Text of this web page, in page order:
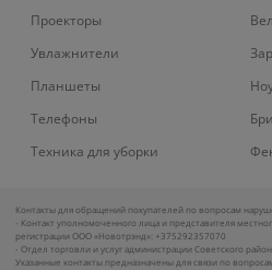
Проекторы
Увлажнители
Планшеты
Телефоны
Техника для уборки
Контакты для обращений покупателей по вопросам
- Контакт уполномоченного лица и представителя
регистрации ООО «Новотрэнд»: +375292357070
- Отдел торговли и услуг администрации Советского
Указанные контакты предназначены для связи по